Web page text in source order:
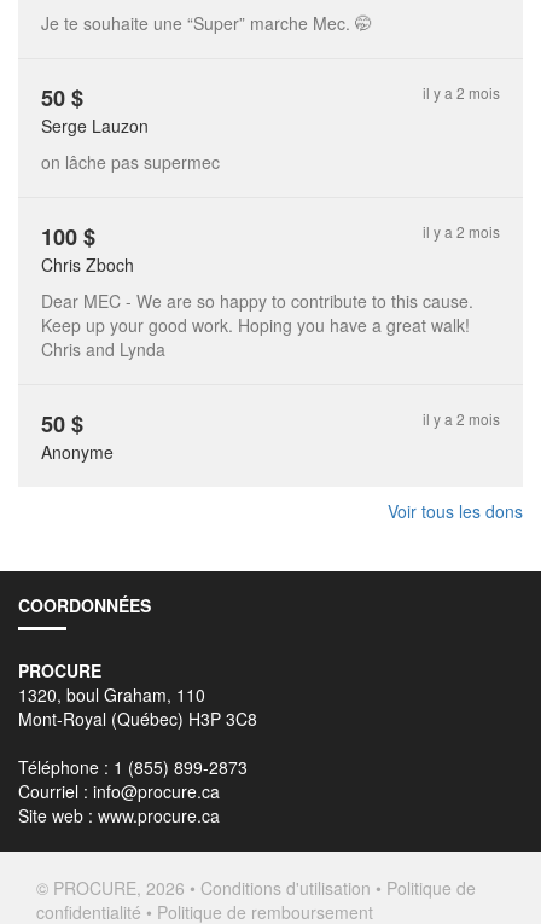
Je te souhaite une “Super” marche Mec. 🤭
il y a 2 mois
50$
Serge Lauzon
on lâche pas supermec
il y a 2 mois
100$
Chris Zboch
Dear MEC - We are so happy to contribute to this cause.
Keep up your good work. Hoping you have a great walk!
Chris and Lynda
il y a 2 mois
50$
Anonyme
Voir tous les dons
COORDONNÉES
PROCURE
1320, boul Graham, 110
Mont-Royal (Québec) H3P 3C8
Téléphone : 1 (855) 899-2873
Courriel : info@procure.ca
Site web : www.procure.ca
© PROCURE, 2026 • Conditions d'utilisation • Politique de
confidentialité • Politique de remboursement